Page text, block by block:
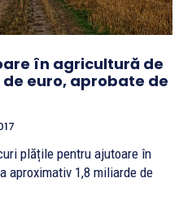
în agricultură de
euro, aprobate de
plățile pentru ajutoare în
aproximativ 1,8 miliarde de